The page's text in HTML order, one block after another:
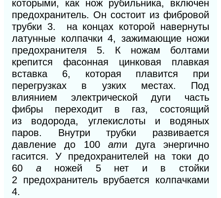
которыми, как нож рубильника, включен
предохранитель. Он состоит из фибровой
трубки 3.
на концах которой навернуты
латунные колпачки 4, зажимающие ножи
предохранителя 5. К ножам болтами
крепится фасонная цинковая плавкая
вставка 6, которая плавится при
перегрузках в узких местах. Под
влиянием электрической дуги часть
фибры переходит в газ, состоящий
из
водорода, углекислоты и водяных
паров. Внутри трубки развивается
давление до 100amи дуга энергично
гасится. У предохранителей на токи до
60 а ножей 5
нет и в стойки
2
предохранитель врубается колпачками
4.